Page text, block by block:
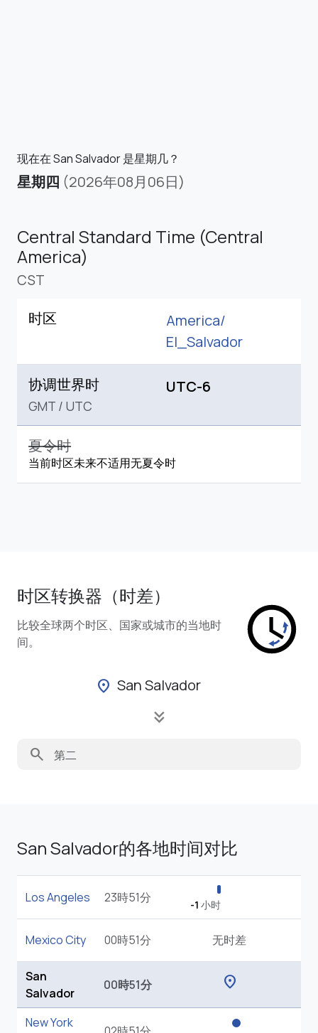
现在在 San Salvador 是星期几？
星期四 (2026年08月06日)
Central Standard Time (Central
America)
CST
时区
America/
El_Salvador
协调世界时
GMT / UTC
UTC-6
夏令时
当前时区未来不适用无夏令时
时区转换器（时差）
比较全球两个时区、国家或城市的当地时
间。
location_on San Salvador
keyboard_double_arrow_down
search
San Salvador的各地时间对比
Los Angeles 23時51分 -1 小时
Mexico City 00時51分 无时差
San
Salvador
00時51分 location_on
New York